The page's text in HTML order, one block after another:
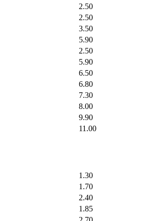
2.50
2.50
3.50
5.90
2.50
5.90
6.50
6.80
7.30
8.00
9.90
11.00
1.30
1.70
2.40
1.85